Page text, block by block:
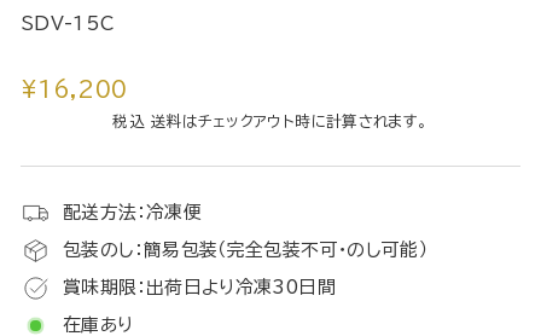
SDV-15C
通
¥16,200
税込 送料はチェックアウト時に計算されます。
配送方法：冷凍便
包装のし：簡易包装（完全包装不可・のし可能）
賞味期限：出荷日より冷凍30日間
在庫あり